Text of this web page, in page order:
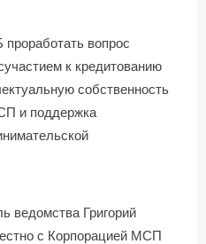
вопрос
к кредитованию
собственность
и поддержка
ведомства Григорий
с Корпорацией МСП